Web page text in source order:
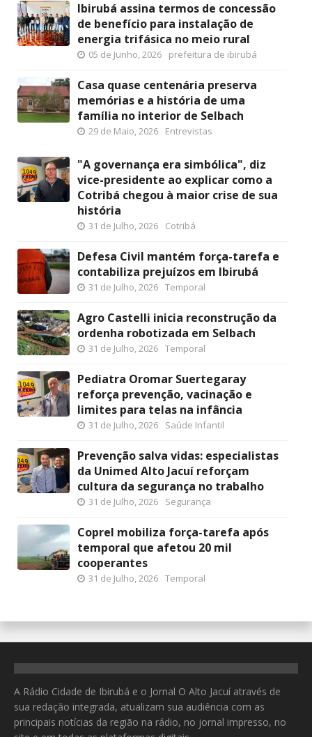
Ibirubá assina termos de concessão
de benefício para instalação de
energia trifásica no meio rural
05 de Junho, 2026 prefeitura de ibirubá
Casa quase centenária preserva
memórias e a história de uma
família no interior de Selbach
29 de Maio, 2026 Entrevistas
"A governança era simbólica", diz
vice-presidente ao explicar como a
Cotribá chegou à maior crise de sua
história
31 de Julho, 2026 Cotribá
Defesa Civil mantém força-tarefa e
contabiliza prejuízos em Ibirubá
31 de Julho, 2026 Temporal
Agro Castelli inicia reconstrução da
ordenha robotizada em Selbach
31 de Julho, 2026 Temporal
Pediatra Oromar Suertegaray
reforça prevenção, vacinação e
limites para telas na infância
31 de Julho, 2026 Saúde Infantil
Prevenção salva vidas: especialistas
da Unimed Alto Jacuí reforçam
cultura da segurança no trabalho
31 de Julho, 2026 Segurança
Coprel mobiliza força-tarefa após
temporal que afetou 20 mil
cooperantes
31 de Julho, 2026 Temporal
A Rádio Cidade de Ibirubá e o Jornal O Alto Jacuí através de
sua redação integrada, atualizam sua audiência com as
principais notícias da região na rádio, no jornal impresso, no